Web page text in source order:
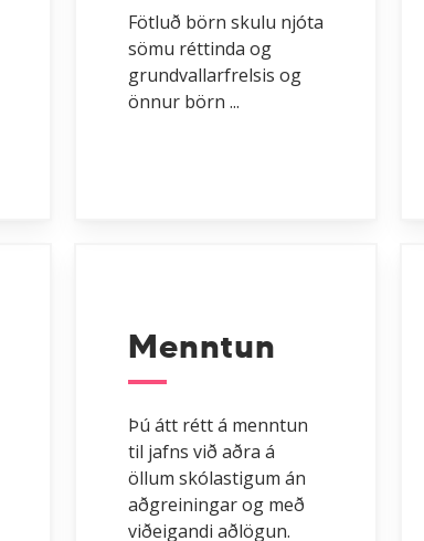
Fötluð börn skulu njóta
sömu réttinda og
grundvallarfrelsis og
önnur börn ...
Menntun
Þú átt rétt á menntun
til jafns við aðra á
öllum skólastigum án
aðgreiningar og með
viðeigandi aðlögun.